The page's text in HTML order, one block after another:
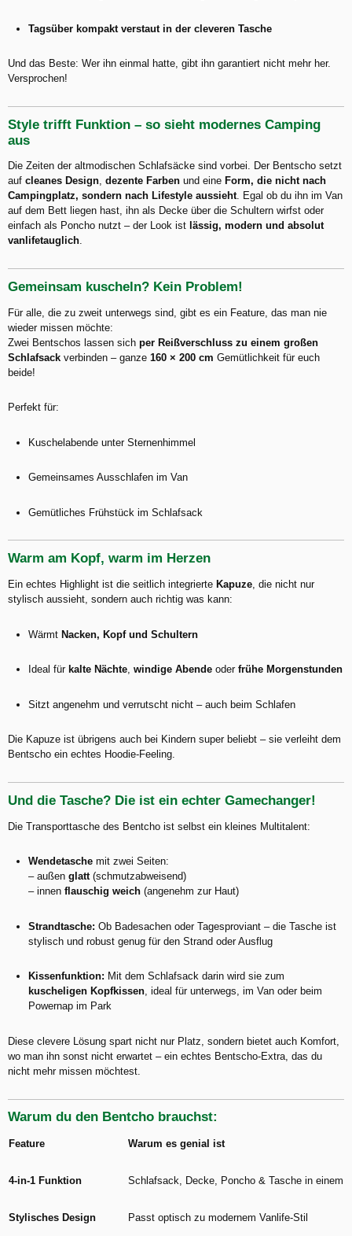
Tagsüber kompakt verstaut in der cleveren Tasche
Und das Beste: Wer ihn einmal hatte, gibt ihn garantiert nicht mehr her.
Versprochen!
Style trifft Funktion – so sieht modernes Camping
aus
Die Zeiten der altmodischen Schlafsäcke sind vorbei. Der Bentscho setzt
auf cleanes Design, dezente Farben und eine Form, die nicht nach
Campingplatz, sondern nach Lifestyle aussieht. Egal ob du ihn im Van
auf dem Bett liegen hast, ihn als Decke über die Schultern wirfst oder
einfach als Poncho nutzt – der Look ist lässig, modern und absolut
vanlifetauglich.
Gemeinsam kuscheln? Kein Problem!
Für alle, die zu zweit unterwegs sind, gibt es ein Feature, das man nie
wieder missen möchte:
Zwei Bentschos lassen sich per Reißverschluss zu einem großen
Schlafsack verbinden – ganze 160 × 200 cm Gemütlichkeit für euch
beide!
Perfekt für:
Kuschelabende unter Sternenhimmel
Gemeinsames Ausschlafen im Van
Gemütliches Frühstück im Schlafsack
Warm am Kopf, warm im Herzen
Ein echtes Highlight ist die seitlich integrierte Kapuze, die nicht nur
stylisch aussieht, sondern auch richtig was kann:
Wärmt Nacken, Kopf und Schultern
Ideal für kalte Nächte, windige Abendeoder frühe Morgenstunden
Sitzt angenehm und verrutscht nicht – auch beim Schlafen
Die Kapuze ist übrigens auch bei Kindern super beliebt – sie verleiht dem
Bentscho ein echtes Hoodie-Feeling.
Und die Tasche? Die ist ein echter Gamechanger!
Die Transporttasche des Bentcho ist selbst ein kleines Multitalent:
Wendetaschemit zwei Seiten:
– außen glatt(schmutzabweisend)
– innen flauschig weich(angenehm zur Haut)
Strandtasche: Ob Badesachen oder Tagesproviant – die Tasche ist
stylisch und robust genug für den Strand oder Ausflug
Kissenfunktion: Mit dem Schlafsack darin wird sie zum
kuscheligen Kopfkissen, ideal für unterwegs, im Van oder beim
Powernap im Park
Diese clevere Lösung spart nicht nur Platz, sondern bietet auch Komfort,
wo man ihn sonst nicht erwartet – ein echtes Bentscho-Extra, das du
nicht mehr missen möchtest.
Warum du den Bentcho brauchst:
Feature Warum es genial ist
4-in-1 Funktion Schlafsack, Decke, Poncho & Tasche in einem
Stylisches Design Passt optisch zu modernem Vanlife-Stil